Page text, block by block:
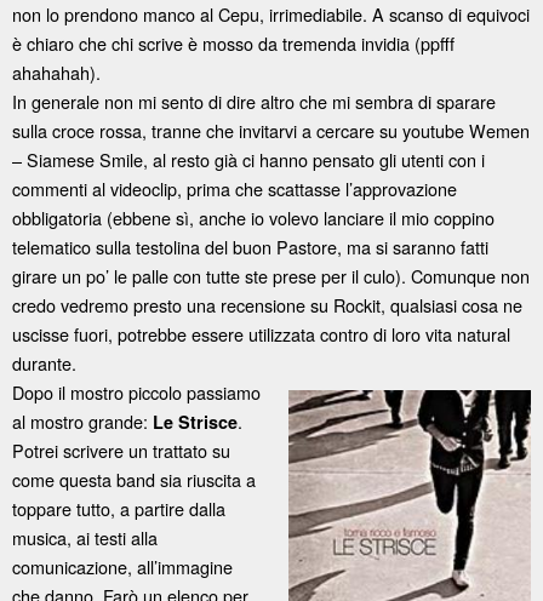
non lo prendono manco al Cepu, irrimediabile. A scanso di equivoci
è chiaro che chi scrive è mosso da tremenda invidia (ppfff
ahahahah).
In generale non mi sento di dire altro che mi sembra di sparare
sulla croce rossa, tranne che invitarvi a cercare su youtube Wemen
– Siamese Smile, al resto già ci hanno pensato gli utenti con i
commenti al videoclip, prima che scattasse l’approvazione
obbligatoria (ebbene sì, anche io volevo lanciare il mio coppino
telematico sulla testolina del buon Pastore, ma si saranno fatti
girare un po’ le palle con tutte ste prese per il culo). Comunque non
credo vedremo presto una recensione su Rockit, qualsiasi cosa ne
uscisse fuori, potrebbe essere utilizzata contro di loro vita natural
durante.
Dopo il mostro piccolo passiamo
al mostro grande: Le Strisce.
Potrei scrivere un trattato su
come questa band sia riuscita a
toppare tutto, a partire dalla
musica, ai testi alla
comunicazione, all’immagine